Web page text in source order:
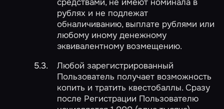
рублях и не подлежат
обналичиванию, выплате рублями или
любому иному денежному
эквивалентному возмещению.
Любой зарегистрированный
Пользователь получает возможность
копить и тратить квестобаллы. Сразу
после Регистрации Пользователю